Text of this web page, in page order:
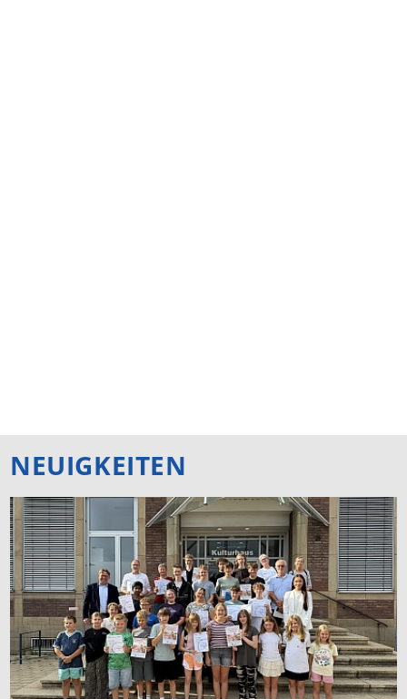
NEUIGKEITEN